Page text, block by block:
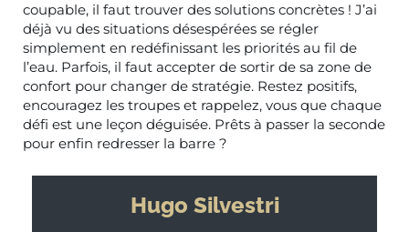
coupable, il faut trouver des solutions concrètes ! J’ai
déjà vu des situations désespérées se régler
simplement en redéfinissant les priorités au fil de
l’eau. Parfois, il faut accepter de sortir de sa zone de
confort pour changer de stratégie. Restez positifs,
encouragez les troupes et rappelez, vous que chaque
défi est une leçon déguisée. Prêts à passer la seconde
pour enfin redresser la barre ?
Hugo Silvestri